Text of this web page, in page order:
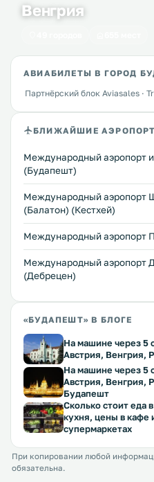
Венгрия
АВИАБИЛЕТЫ В ГОРОД
Партнёрский блок Aviasales ·
БЛИЖАЙШИЕ
Международный аэропорт
(Будапешт)
Международный аэропорт
(Балатон) (Кестхей)
Международный аэропорт
Международный аэропорт
(Дебрецен)
«БУДАПЕШТ» В БЛОГЕ
На машине через 5
Австрия, Венгрия,
На машине через 5
Австрия, Венгрия,
Будапешт
Сколько стоит еда
кухня, цены в кафе
супермаркетах
При копировании любой
обязательна.